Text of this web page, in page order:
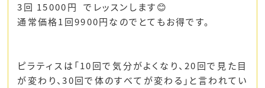
3回 15000円 でレッスンします😊
通常価格1回9900円なのでとてもお得です。
ピラティスは「10回で気分がよくなり、20回で見た目
が変わり、30回で体のすべてが変わる」と言われてい